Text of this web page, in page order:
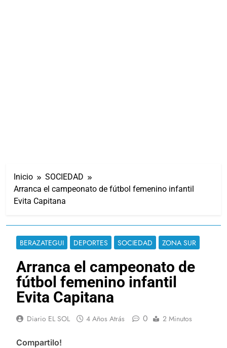
Inicio
SOCIEDAD
Arranca el campeonato de fútbol femenino infantil
Evita Capitana
BERAZATEGUI DEPORTES SOCIEDAD ZONA SUR
Arranca el campeonato de
fútbol femenino infantil
Evita Capitana
Diario EL SOL 4 Años Atrás 0 2 Minutos
Compartilo!